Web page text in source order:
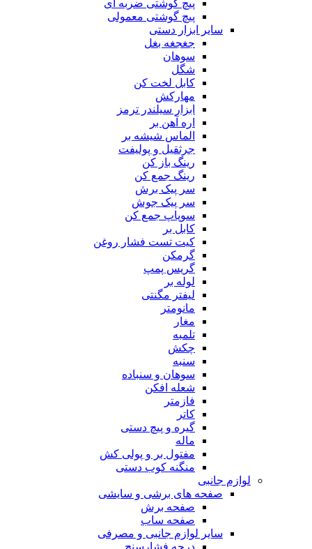
پیچ گوشتی ضربه ای
پیچ گوشتی معمولی
سایر ابزار دستی
جغجغه بغل
سوهان
شگل
کابل لخت کن
مهارکش
ابزار سیلندر ترمز
اره آهن بر
الماس شیشه بر
جرثقیل و پولیفت
رینگ باز کن
رینگ جمع کن
سر پیک برش
سر پیک جوش
سوپاپ جمع کن
کابل بر
کیت تست فشار روغن
گرمکن
گریس پمپ
لوله بر
لیفتر مگنتی
مانومتر
مغار
تلمبه
چکش
سنبه
سوهان و سنباده
شعله افکن
فازمتر
کاتر
گیره و پیچ دستی
ماله
مفتول بر و پولی کش
منگنه کوب دستی
لوازم جانبی
صفحه های برشی و سایشی
صفحه برش
صفحه ساب
سایر لوازم جانبی و مصرفی
درجه فشارسنج